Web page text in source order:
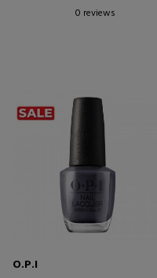
0 reviews
O.P.I